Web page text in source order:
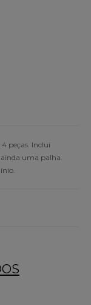
peças. Inclui
ainda uma palha.